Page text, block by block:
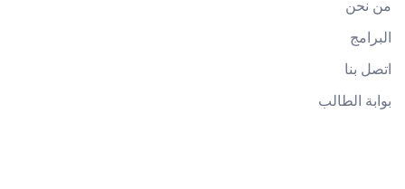
من نحن
البرامج
اتصل بنا
بوابة الطالب